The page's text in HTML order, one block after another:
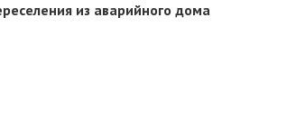
из аварийного дома